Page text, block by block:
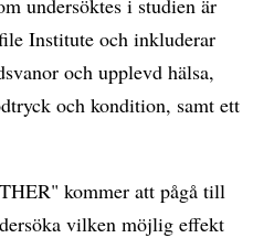
Institute och inkluderar
och upplevd hälsa,
och kondition, samt ett
kommer att pågå till
vilken möjlig effekt